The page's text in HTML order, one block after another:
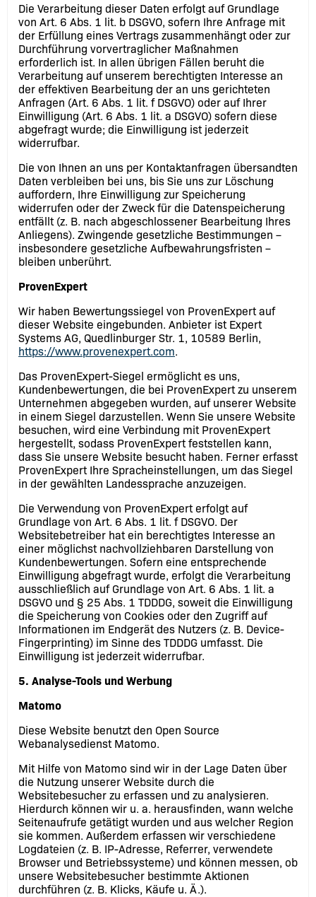
Die Verarbeitung dieser Daten erfolgt auf Grundlage
von Art. 6 Abs. 1 lit. b DSGVO, sofern Ihre Anfrage mit
der Erfüllung eines Vertrags zusammenhängt oder zur
Durchführung vorvertraglicher Maßnahmen
erforderlich ist. In allen übrigen Fällen beruht die
Verarbeitung auf unserem berechtigten Interesse an
der effektiven Bearbeitung der an uns gerichteten
Anfragen (Art. 6 Abs. 1 lit. f DSGVO) oder auf Ihrer
Einwilligung (Art. 6 Abs. 1 lit. a DSGVO) sofern diese
abgefragt wurde; die Einwilligung ist jederzeit
widerrufbar.
Die von Ihnen an uns per Kontaktanfragen übersandten
Daten verbleiben bei uns, bis Sie uns zur Löschung
auffordern, Ihre Einwilligung zur Speicherung
widerrufen oder der Zweck für die Datenspeicherung
entfällt (z. B. nach abgeschlossener Bearbeitung Ihres
Anliegens). Zwingende gesetzliche Bestimmungen –
insbesondere gesetzliche Aufbewahrungsfristen –
bleiben unberührt.
ProvenExpert
Wir haben Bewertungssiegel von ProvenExpert auf
dieser Website eingebunden. Anbieter ist Expert
Systems AG, Quedlinburger Str. 1, 10589 Berlin,
https://www.provenexpert.com.
Das ProvenExpert-Siegel ermöglicht es uns,
Kundenbewertungen, die bei ProvenExpert zu unserem
Unternehmen abgegeben wurden, auf unserer Website
in einem Siegel darzustellen. Wenn Sie unsere Website
besuchen, wird eine Verbindung mit ProvenExpert
hergestellt, sodass ProvenExpert feststellen kann,
dass Sie unsere Website besucht haben. Ferner erfasst
ProvenExpert Ihre Spracheinstellungen, um das Siegel
in der gewählten Landessprache anzuzeigen.
Die Verwendung von ProvenExpert erfolgt auf
Grundlage von Art. 6 Abs. 1 lit. f DSGVO. Der
Websitebetreiber hat ein berechtigtes Interesse an
einer möglichst nachvollziehbaren Darstellung von
Kundenbewertungen. Sofern eine entsprechende
Einwilligung abgefragt wurde, erfolgt die Verarbeitung
ausschließlich auf Grundlage von Art. 6 Abs. 1 lit. a
DSGVO und § 25 Abs. 1 TDDDG, soweit die Einwilligung
die Speicherung von Cookies oder den Zugriff auf
Informationen im Endgerät des Nutzers (z. B. Device-
Fingerprinting) im Sinne des TDDDG umfasst. Die
Einwilligung ist jederzeit widerrufbar.
5. Analyse-Tools und Werbung
Matomo
Diese Website benutzt den Open Source
Webanalysedienst Matomo.
Mit Hilfe von Matomo sind wir in der Lage Daten über
die Nutzung unserer Website durch die
Websitebesucher zu erfassen und zu analysieren.
Hierdurch können wir u. a. herausfinden, wann welche
Seitenaufrufe getätigt wurden und aus welcher Region
sie kommen. Außerdem erfassen wir verschiedene
Logdateien (z. B. IP-Adresse, Referrer, verwendete
Browser und Betriebssysteme) und können messen, ob
unsere Websitebesucher bestimmte Aktionen
durchführen (z. B. Klicks, Käufe u. Ä.).